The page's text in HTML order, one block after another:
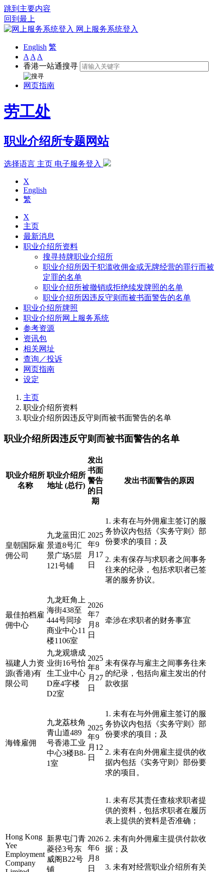
跳到主要内容
回到最上
网上服务系统登入
English 繁
A A A
香港一站通搜寻
网页指南
劳工处
职业介绍所专题网站
选择语言 主页 电子服务登入
X
English
繁
X
主页
最新消息
职业介绍所资料
搜寻持牌职业介绍所
职业介绍所因干犯滥收佣金或无牌经营的罪行而被
定罪的名单
职业介绍所被撤销或拒绝续发牌照的名单
职业介绍所因违反守则而被书面警告的名单
职业介绍所牌照
职业介绍所网上服务系统
参考资源
资讯包
相关网址
查询／投诉
网页指南
设定
主页
职业介绍所资料
职业介绍所因违反守则而被书面警告的名单
职业介绍所因违反守则而被书面警告的名单
职业介绍所
名称
职业介绍所
地址 (总行)
发出
书面
警告
的日
期
发出书面警告的原因
皇朝国际雇
佣公司
九龙蓝田汇
景道8号汇
景广场5层
121号铺
2025
年9
月17
日
1. 未有在与外佣雇主签订的服
务协议内包括《实务守则》部
份要求的项目；及
2. 未有保存与求职者之间事务
往来的纪录，包括求职者已签
署的服务协议。
最佳拍档雇
佣中心
九龙旺角上
海街438至
444号同珍
商业中心11
楼1106室
2026
年7
月8
日
牵涉在求职者的财务事宜
福建人力资
源(香港)有
限公司
九龙观塘成
业街16号怡
生工业中心
D座4字楼
D2室
2025
年8
月27
日
未有保存与雇主之间事务往来
的纪录，包括向雇主发出的付
款收据
海锋雇佣
九龙荔枝角
青山道489
号香港工业
中心3楼B8-
1室
2025
年9
月12
日
1. 未有在与外佣雇主签订的服
务协议内包括《实务守则》部
份要求的项目；及
2. 未有在向外佣雇主提供的收
据内包括《实务守则》部份要
求的项目。
Hong Kong
Yee
Employment
Company
新界屯门青
菱径3号东
威阁B22号
铺
2026
年6
月8
日
1. 未有尽其责任查核求职者提
供的资料，包括求职者在履历
表上提供的资料是否准确；
2. 未有向外佣雇主提供付款收
据；及
3. 未有对经营职业介绍所有关